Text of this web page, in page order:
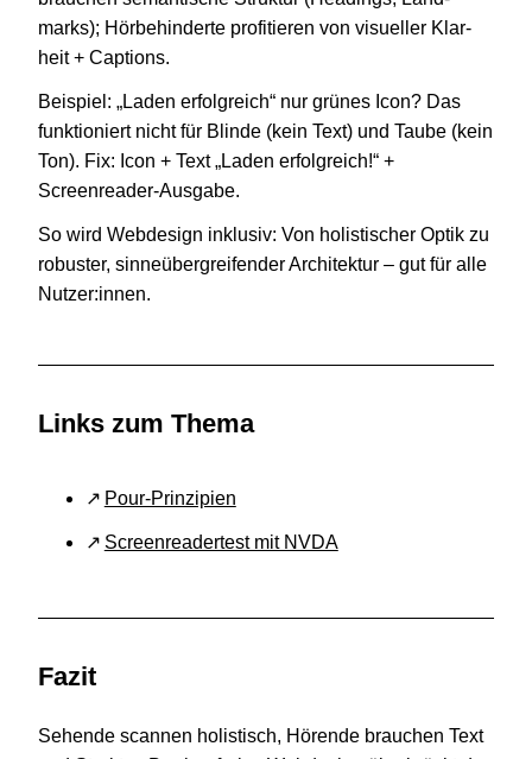
marks); Hör­be­hin­derte pro­fi­tie­ren von visu­el­ler Klar­
heit + Captions.
Bei­spiel:„Laden erfolg­reich“ nur grünes Icon? Das
funk­tio­niert nicht für Blinde (kein Text) und Taube (kein
Ton). Fix: Icon + Text„Laden erfolg­reich!“ +
Screenreader-Ausgabe.
So wird Web­de­sign inklu­siv: Von holis­ti­scher Optik zu
robus­ter, sin­ne­über­grei­fen­der Archi­tek­tur – gut für alle
Nutzer:innen.
Links zum Thema
Pour-Prinzipien
Screen­rea­der­test mit NVDA
Fazit
Sehende scan­nen holis­tisch, Hörende brau­chen Text